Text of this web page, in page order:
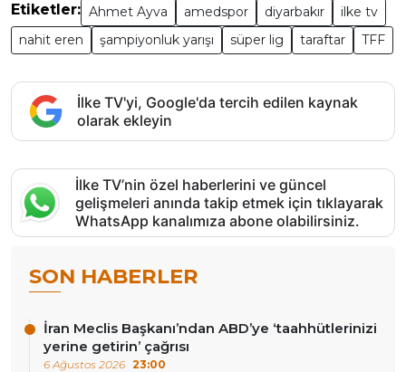
Etiketler: Ahmet Ayva amedspor diyarbakır
ilke tv
nahit eren
şampiyonluk yarışı süper lig taraftar TFF
İlke TV'yi, Google'da tercih edilen kaynak
olarak ekleyin
İlke TV’nin özel haberlerini ve güncel
gelişmeleri anında takip etmek için tıklayarak
WhatsApp kanalımıza abone olabilirsiniz.
SON HABERLER
İran Meclis Başkanı’ndan ABD’ye ‘taahhütlerinizi
yerine getirin’ çağrısı
6 Ağustos 2026 23:00